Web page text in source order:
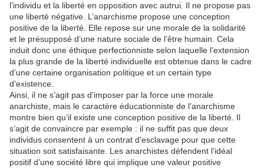
l’individu et la liberté en opposition avec autrui. Il ne propose pas
une liberté négative. L’anarchisme propose une conception
positive de la liberté. Elle repose sur une morale de la solidarité
et le présupposé d’une nature sociale de l’être humain. Cela
induit donc une éthique perfectionniste selon laquelle l’extension
la plus grande de la liberté individuelle est obtenue dans le cadre
d’une certaine organisation politique et un certain type
d’existence.
Ainsi, il ne s’agit pas d’imposer par la force une morale
anarchiste, mais le caractère éducationniste de l’anarchisme
montre bien qu’il existe une conception positive de la liberté. Il
s’agit de convaincre par exemple : il ne suffit pas que deux
individus consentent à un contrat d’esclavage pour que cette
situation soit satisfaisante. Les anarchistes défendent l’idéal
positif d’une société libre qui implique une valeur positive